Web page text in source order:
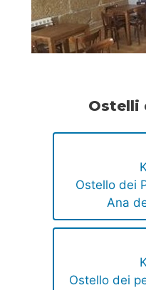
Ostelli
Ostello dei
Ana
Ostello dei